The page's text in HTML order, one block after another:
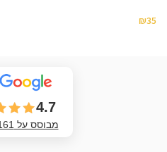
₪35
4.7
מבוסס על 161 ביקורות